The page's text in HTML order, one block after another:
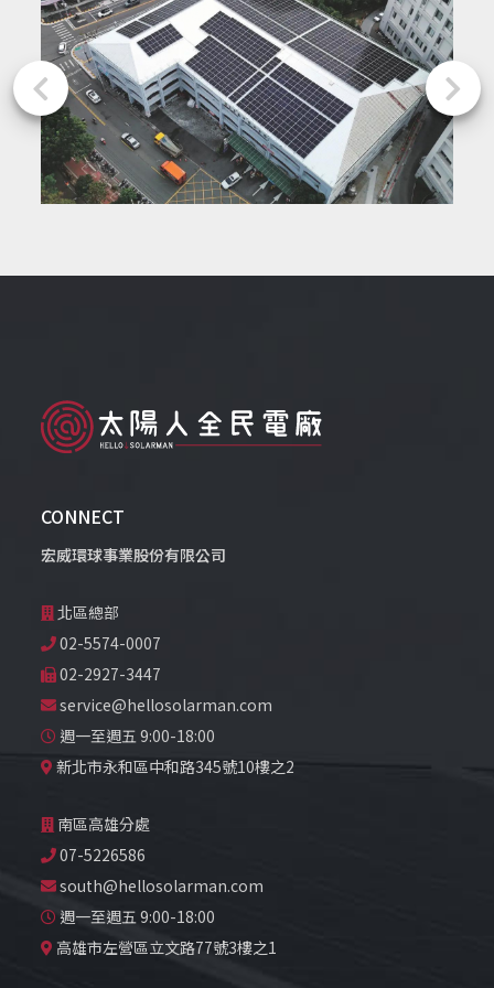
CONNECT
宏威環球事業股份有限公司
北區總部
02-5574-0007
02-2927-3447
service@hellosolarman.com
週一至週五 9:00-18:00
新北市永和區中和路345號10樓之2
南區高雄分處
07-5226586
south@hellosolarman.com
週一至週五 9:00-18:00
高雄市左營區立文路77號3樓之1